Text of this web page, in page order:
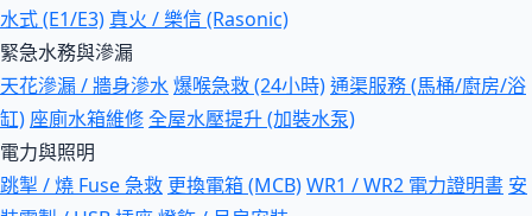
水式 (E1/E3) 真火 / 樂信 (Rasonic)
緊急水務與滲漏
天花滲漏 / 牆身滲水爆喉急救 (24小時)通渠服務 (馬桶/廚房/浴
缸) 座廁水箱維修全屋水壓提升 (加裝水泵)
電力與照明
跳掣 / 燒 Fuse 急救 更換電箱 (MCB)WR1 / WR2 電力證明書 安